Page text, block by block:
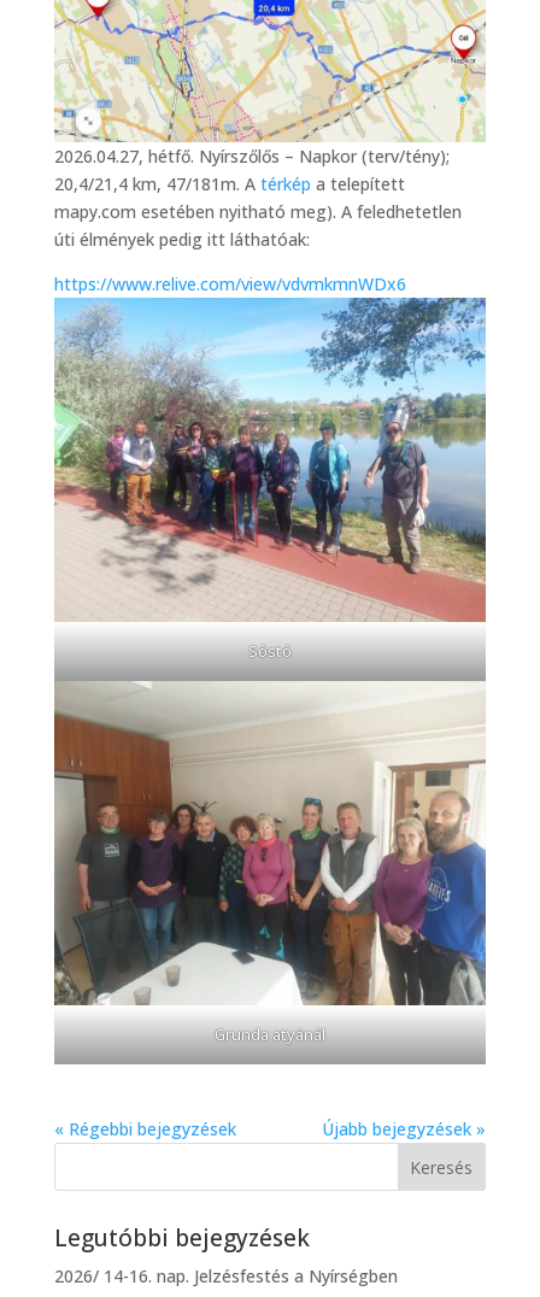
2026.04.27, hétfő. Nyírszőlős – Napkor (terv/tény);
20,4/21,4 km, 47/181m. A térkép a telepített
mapy.com esetében nyitható meg). A feledhetetlen
úti élmények pedig itt láthatóak:
https://www.relive.com/view/vdvmkmnWDx6
Sóstó
Grunda atyánál
« Régebbi bejegyzések Újabb bejegyzések »
Legutóbbi bejegyzések
2026/ 14-16. nap. Jelzésfestés a Nyírségben